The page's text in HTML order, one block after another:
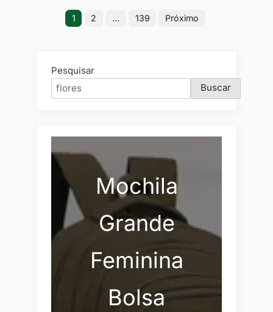
Paginação
1 2 … 139 Próximo
Pesquisar
Buscar
Mochila
Grande
Feminina
Bolsa